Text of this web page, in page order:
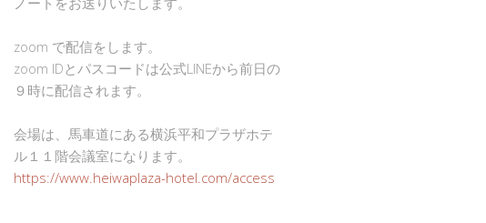
zoom で配信をします。
zoom IDとパスコードは公式LINEから前日の
９時に配信されます。
会場は、馬車道にある横浜平和プラザホテ
ル１１階会議室になります。
https://www.heiwaplaza-hotel.com/access